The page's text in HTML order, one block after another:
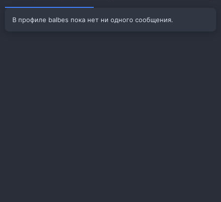
В профиле balbes пока нет ни одного сообщения.